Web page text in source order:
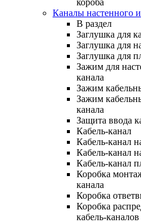
Каналы настенного
В раздел
Заглушка для
Заглушка для
Заглушка для
Зажим для
канала
Зажим
Зажим
канала
Защита ввода
Кабель-канал
Кабель-канал
Кабель-канал
Кабель-канал
Коробка
канала
Коробка
Коробка
кабель-каналов